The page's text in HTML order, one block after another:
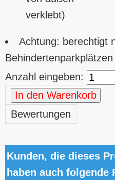
verklebt)
Achtung: berechtigt
Behindertenparkplätzen
Anzahl eingeben:
In den Warenkorb
Bewertungen
Kunden, die dieses
haben auch folgende